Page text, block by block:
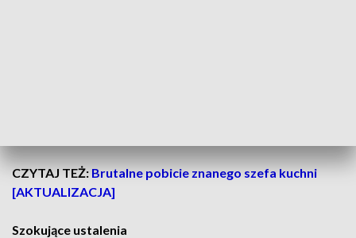
CZYTAJ TEŻ: Brutalne pobicie znanego szefa kuchni
[AKTUALIZACJA]
Szokujące ustalenia